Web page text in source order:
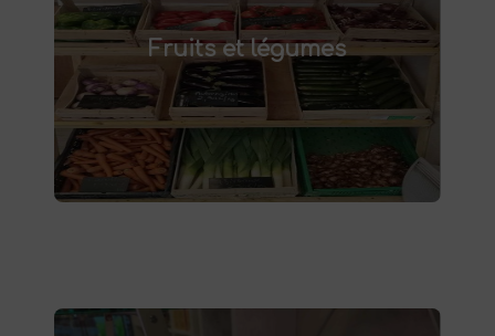
Fruits et légumes
Achetez des
fruits et légumes frais à Saint-
Saulve
et savourez des produits de saison,
cultivés localement. Goûtez la différence :
des produits sains et respectueux de
l'environnement. Vente directe à la ferme ou
livraison à domicile.